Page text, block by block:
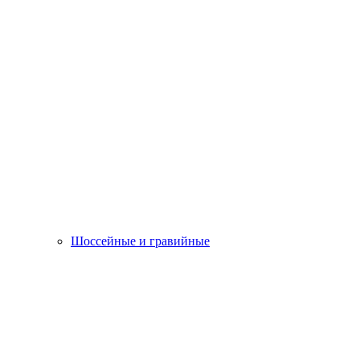
Шоссейные и гравийные